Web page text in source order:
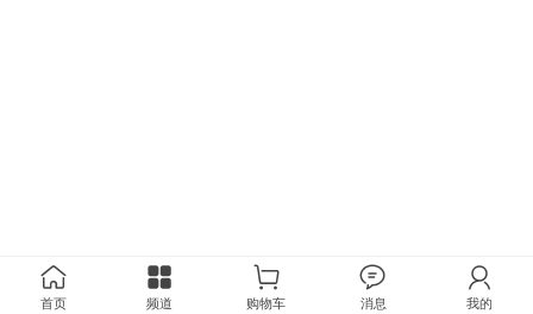
首页 频道 购物车 消息 我的